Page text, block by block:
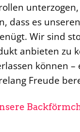
dass es
Wir sind
anbieten zu
können
Freude